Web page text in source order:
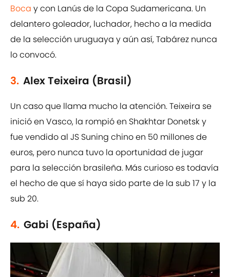
Boca y con Lanús de la Copa Sudamericana. Un
delantero goleador, luchador, hecho a la medida
de la selección uruguaya y aún así, Tabárez nunca
lo convocó.
3. Alex Teixeira (Brasil)
Un caso que llama mucho la atención. Teixeira se
inició en Vasco, la rompió en Shakhtar Donetsk y
fue vendido al JS Suning chino en 50 millones de
euros, pero nunca tuvo la oportunidad de jugar
para la selección brasileña. Más curioso es todavía
el hecho de que sí haya sido parte de la sub 17 y la
sub 20.
4. Gabi (España)